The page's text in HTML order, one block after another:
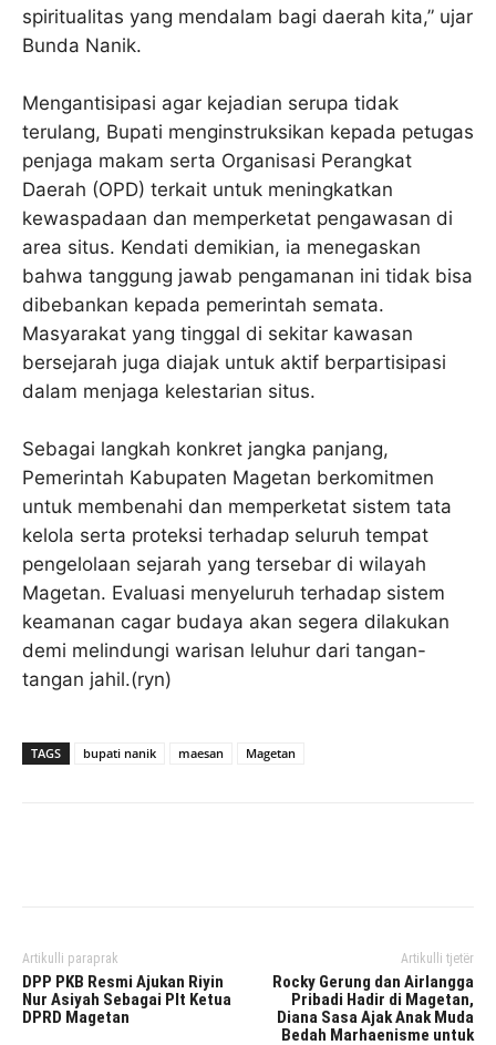
spiritualitas yang mendalam bagi daerah kita,” ujar
Bunda Nanik.
Mengantisipasi agar kejadian serupa tidak
terulang, Bupati menginstruksikan kepada petugas
penjaga makam serta Organisasi Perangkat
Daerah (OPD) terkait untuk meningkatkan
kewaspadaan dan memperketat pengawasan di
area situs. Kendati demikian, ia menegaskan
bahwa tanggung jawab pengamanan ini tidak bisa
dibebankan kepada pemerintah semata.
Masyarakat yang tinggal di sekitar kawasan
bersejarah juga diajak untuk aktif berpartisipasi
dalam menjaga kelestarian situs.
Sebagai langkah konkret jangka panjang,
Pemerintah Kabupaten Magetan berkomitmen
untuk membenahi dan memperketat sistem tata
kelola serta proteksi terhadap seluruh tempat
pengelolaan sejarah yang tersebar di wilayah
Magetan. Evaluasi menyeluruh terhadap sistem
keamanan cagar budaya akan segera dilakukan
demi melindungi warisan leluhur dari tangan-
tangan jahil.(ryn)
TAGS bupati nanik maesan Magetan
Artikulli paraprak
DPP PKB Resmi Ajukan Riyin
Nur Asiyah Sebagai Plt Ketua
DPRD Magetan
Artikulli tjetër
Rocky Gerung dan Airlangga
Pribadi Hadir di Magetan,
Diana Sasa Ajak Anak Muda
Bedah Marhaenisme untuk